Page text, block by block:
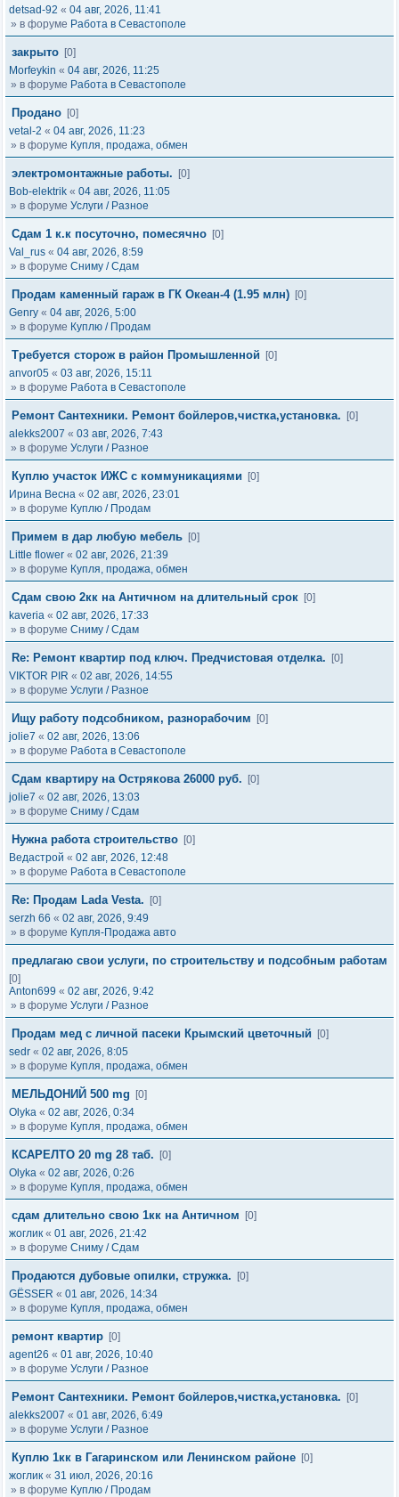
detsad-92 « 04 авг, 2026, 11:41
» в форуме Работа в Севастополе
закрыто [0]
Morfeykin « 04 авг, 2026, 11:25
» в форуме Работа в Севастополе
Продано [0]
vetal-2 « 04 авг, 2026, 11:23
» в форуме Купля, продажа, обмен
электромонтажные работы.
[0]
Bob-elektrik « 04 авг, 2026, 11:05
» в форуме Услуги / Разное
Сдам 1 к.к посуточно, помесячно [0]
Val_rus « 04 авг, 2026, 8:59
» в форуме Сниму / Сдам
Продам каменный гараж в ГК Океан-4 (1.95 млн) [0]
Genry « 04 авг, 2026, 5:00
» в форуме Куплю / Продам
Требуется сторож в район Промышленной
[0]
anvor05 « 03 авг, 2026, 15:11
» в форуме Работа в Севастополе
Ремонт Сантехники. Ремонт бойлеров,чистка,установка.
[0]
alekks2007 « 03 авг, 2026, 7:43
» в форуме Услуги / Разное
Куплю участок ИЖС с коммуникациями
[0]
Ирина Весна « 02 авг, 2026, 23:01
» в форуме Куплю / Продам
Примем в дар любую мебель [0]
Little flower « 02 авг, 2026, 21:39
» в форуме Купля, продажа, обмен
Сдам свою 2кк на Античном на длительный срок [0]
kaveria « 02 авг, 2026, 17:33
» в форуме Сниму / Сдам
Re: Ремонт квартир под ключ. Предчистовая отделка.
[0]
VIKTOR PIR « 02 авг, 2026, 14:55
» в форуме Услуги / Разное
Ищу работу подсобником, разнорабочим
[0]
jolie7 « 02 авг, 2026, 13:06
» в форуме Работа в Севастополе
Сдам квартиру на Острякова 26000 руб.
[0]
jolie7 « 02 авг, 2026, 13:03
» в форуме Сниму / Сдам
Нужна работа строительство [0]
Ведастрой « 02 авг, 2026, 12:48
» в форуме Работа в Севастополе
Re: Продам Lada Vesta.
[0]
serzh 66 « 02 авг, 2026, 9:49
» в форуме Купля-Продажа авто
предлагаю свои услуги, по строительству и подсобным работам
[0]
Anton699 « 02 авг, 2026, 9:42
» в форуме Услуги / Разное
Продам мед с личной пасеки Крымский цветочный
[0]
sedr « 02 авг, 2026, 8:05
» в форуме Купля, продажа, обмен
МЕЛЬДОНИЙ 500 mg
[0]
Olyka « 02 авг, 2026, 0:34
» в форуме Купля, продажа, обмен
КСАРЕЛТО 20 mg 28 таб.
[0]
Olyka « 02 авг, 2026, 0:26
» в форуме Купля, продажа, обмен
сдам длительно свою 1кк на Античном
[0]
жоглик « 01 авг, 2026, 21:42
» в форуме Сниму / Сдам
Продаются дубовые опилки, стружка.
[0]
GЁSSER « 01 авг, 2026, 14:34
» в форуме Купля, продажа, обмен
ремонт квартир [0]
agent26 « 01 авг, 2026, 10:40
» в форуме Услуги / Разное
Ремонт Сантехники. Ремонт бойлеров,чистка,установка.
[0]
alekks2007 « 01 авг, 2026, 6:49
» в форуме Услуги / Разное
Куплю 1кк в Гагаринском или Ленинском районе [0]
жоглик « 31 июл, 2026, 20:16
» в форуме Куплю / Продам